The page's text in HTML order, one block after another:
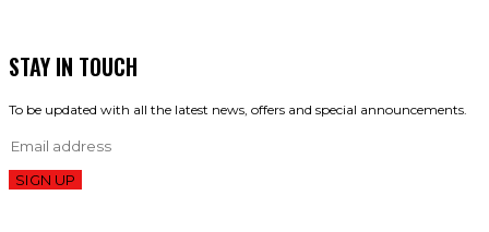
STAY IN TOUCH
To be updated with all the latest news, offers and special announcements.
SIGN UP